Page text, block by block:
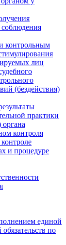
соблюдения
контрольным
лиц
(бездействия)
практики
органа
контроля
и процедуре
единой
по